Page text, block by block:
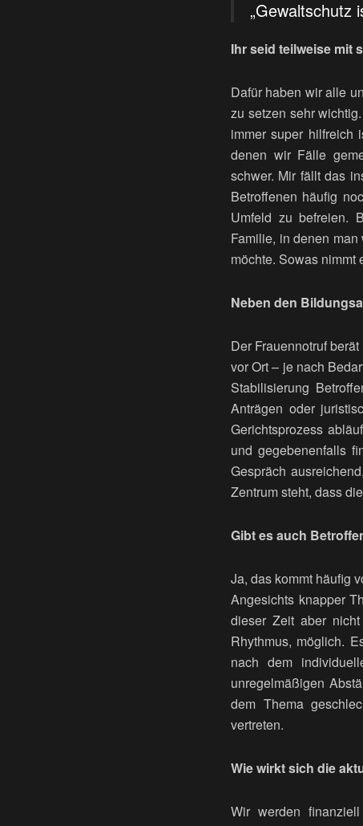
„Gewaltschutz
Ihr seid teilweise mit
Dafür haben wir alle
zu setzen sehr
immer super hilfreich
denen wir Fälle
schwer. Mir fällt das
Betroffenen häufig
Umfeld zu befreien.
Familie, in denen
möchte. Sowas nimmt
Neben den
Der Frauennotruf
vor Ort – je nach
Stabilisierung
Anträgen oder
Gerichtsprozess
und gegebenenfalls
Gespräch
Zentrum steht, dass
Gibt es auch
Ja, das kommt häufig
Angesichts knapper
dieser Zeit aber
Rhythmus, möglich.
nach dem
unregelmäßigen
dem Thema
vertreten.
Wie wirkt sich die
Wir werden